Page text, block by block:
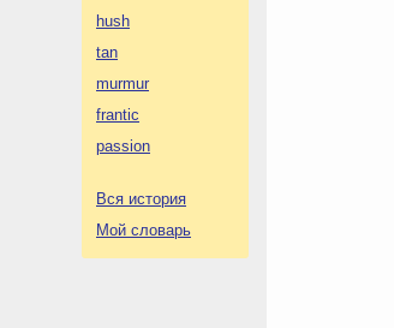
hush
tan
murmur
frantic
passion
Вся история
Мой словарь